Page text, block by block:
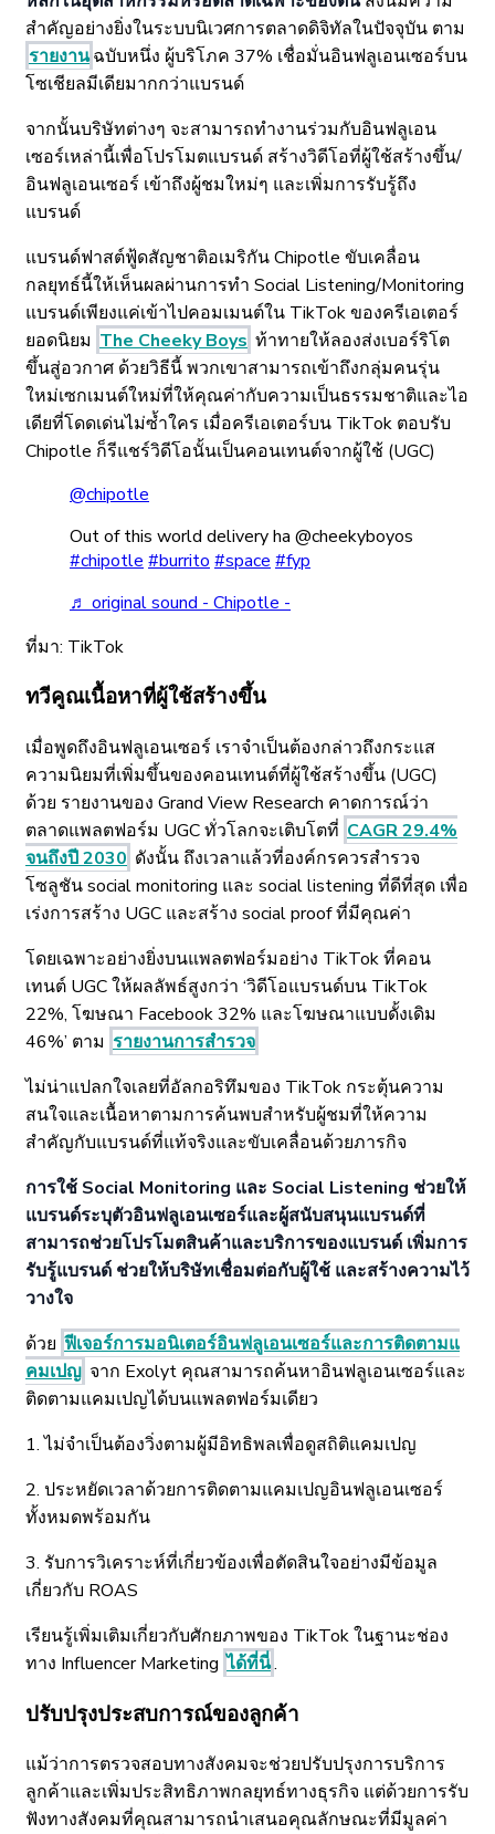
สำคัญอย่างยิ่งในระบบนิเวศการตลาดดิจิทัลในปัจจุบัน ตาม
รายงานฉบับหนึ่ง ผู้บริโภค 37% เชื่อมั่นอินฟลูเอนเซอร์บน
โซเชียลมีเดียมากกว่าแบรนด์
จากนั้นบริษัทต่างๆ จะสามารถทำงานร่วมกับอินฟลูเอน
เซอร์เหล่านี้เพื่อโปรโมตแบรนด์ สร้างวิดีโอที่ผู้ใช้สร้างขึ้น/
อินฟลูเอนเซอร์ เข้าถึงผู้ชมใหม่ๆ และเพิ่มการรับรู้ถึง
แบรนด์
แบรนด์ฟาสต์ฟู้ดสัญชาติอเมริกัน Chipotle ขับเคลื่อน
กลยุทธ์นี้ให้เห็นผลผ่านการทำ Social Listening/Monitoring
แบรนด์เพียงแค่เข้าไปคอมเมนต์ใน TikTok ของครีเอเตอร์
ยอดนิยม The Cheeky Boys ท้าทายให้ลองส่งเบอร์ริโต
ขึ้นสู่อวกาศ ด้วยวิธีนี้ พวกเขาสามารถเข้าถึงกลุ่มคนรุ่น
ใหม่เซกเมนต์ใหม่ที่ให้คุณค่ากับความเป็นธรรมชาติและไอ
เดียที่โดดเด่นไม่ซ้ำใคร เมื่อครีเอเตอร์บน TikTok ตอบรับ
Chipotle ก็รีแชร์วิดีโอนั้นเป็นคอนเทนต์จากผู้ใช้ (UGC)
@chipotle
Out of this world delivery ha @cheekyboyos
#chipotle #burrito #space #fyp
♬ original sound - Chipotle -
ที่มา: TikTok
ทวีคูณเนื้อหาที่ผู้ใช้สร้างขึ้น
เมื่อพูดถึงอินฟลูเอนเซอร์ เราจำเป็นต้องกล่าวถึงกระแส
ความนิยมที่เพิ่มขึ้นของคอนเทนต์ที่ผู้ใช้สร้างขึ้น (UGC)
ด้วย รายงานของ Grand View Research คาดการณ์ว่า
ตลาดแพลตฟอร์ม UGC ทั่วโลกจะเติบโตที่ CAGR 29.4%
จนถึงปี 2030 ดังนั้น ถึงเวลาแล้วที่องค์กรควรสำรวจ
โซลูชัน social monitoring และ social listening ที่ดีที่สุด เพื่อ
เร่งการสร้าง UGC และสร้าง social proof ที่มีคุณค่า
โดยเฉพาะอย่างยิ่งบนแพลตฟอร์มอย่าง TikTok ที่คอน
เทนต์ UGC ให้ผลลัพธ์สูงกว่า ‘วิดีโอแบรนด์บน TikTok
22%, โฆษณา Facebook 32% และโฆษณาแบบดั้งเดิม
46%’ ตาม รายงานการสำรวจ
ไม่น่าแปลกใจเลยที่อัลกอริทึมของ TikTok กระตุ้นความ
สนใจและเนื้อหาตามการค้นพบสำหรับผู้ชมที่ให้ความ
สำคัญกับแบรนด์ที่แท้จริงและขับเคลื่อนด้วยภารกิจ
การใช้ Social Monitoring และ Social Listening ช่วยให้
แบรนด์ระบุตัวอินฟลูเอนเซอร์และผู้สนับสนุนแบรนด์ที่
สามารถช่วยโปรโมตสินค้าและบริการของแบรนด์ เพิ่มการ
รับรู้แบรนด์ ช่วยให้บริษัทเชื่อมต่อกับผู้ใช้ และสร้างความไว้
วางใจ
ด้วย ฟีเจอร์การมอนิเตอร์อินฟลูเอนเซอร์และการติดตามแ
คมเปญ จาก Exolyt คุณสามารถค้นหาอินฟลูเอนเซอร์และ
ติดตามแคมเปญได้บนแพลตฟอร์มเดียว
1. ไม่จำเป็นต้องวิ่งตามผู้มีอิทธิพลเพื่อดูสถิติแคมเปญ
2. ประหยัดเวลาด้วยการติดตามแคมเปญอินฟลูเอนเซอร์
ทั้งหมดพร้อมกัน
3. รับการวิเคราะห์ที่เกี่ยวข้องเพื่อตัดสินใจอย่างมีข้อมูล
เกี่ยวกับ ROAS
เรียนรู้เพิ่มเติมเกี่ยวกับศักยภาพของ TikTok ในฐานะช่อง
ทาง Influencer Marketing ได้ที่นี่.
ปรับปรุงประสบการณ์ของลูกค้า
แม้ว่าการตรวจสอบทางสังคมจะช่วยปรับปรุงการบริการ
ลูกค้าและเพิ่มประสิทธิภาพกลยุทธ์ทางธุรกิจ แต่ด้วยการรับ
ฟังทางสังคมที่คุณสามารถนำเสนอคุณลักษณะที่มีมูลค่า